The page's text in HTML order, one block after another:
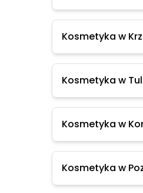
Kosmetyka w
Kosmetyka w
Kosmetyka w
Kosmetyka w